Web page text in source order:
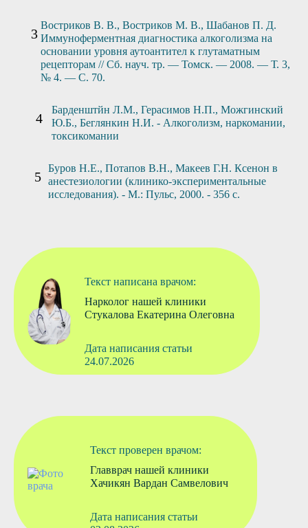
Востриков В. В., Востриков М. В., Шабанов П. Д.
Иммуноферментная диагностика алкоголизма на
основании уровня аутоантител к глутаматным
рецепторам // Сб. науч. тр. — Томск. — 2008. — Т. 3,
№ 4. — С. 70.
Барденштйн Л.М., Герасимов Н.П., Можгинский
Ю.Б., Беглянкин Н.И. - Алкоголизм, наркомании,
токсикомании
Буров Н.Е., Потапов В.Н., Макеев Г.Н. Ксенон в
анестезиологии (клинико-экспериментальные
исследования). - М.: Пульс, 2000. - 356 с.
Текст написана врачом:
Нарколог нашей клиники
Стукалова Екатерина Олеговна
Дата написания статьи
24.07.2026
Текст проверен врачом:
Главврач нашей клиники
Хачикян Вардан Самвелович
Дата написания статьи